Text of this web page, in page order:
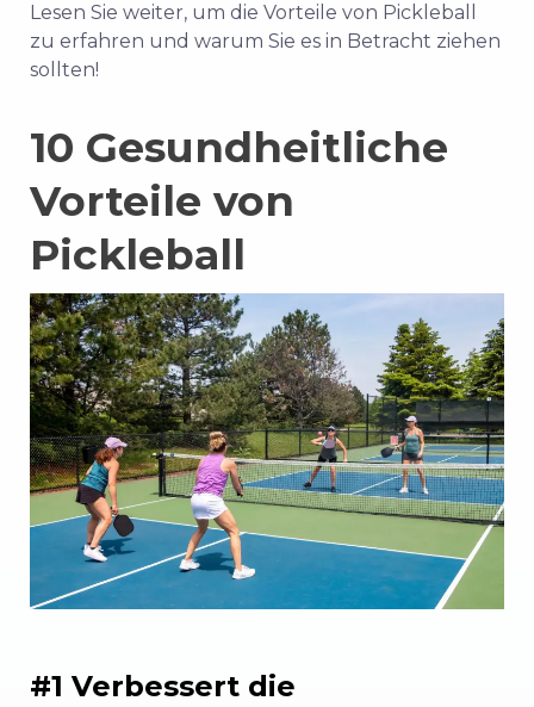
Lesen Sie weiter, um die Vorteile von Pickleball
zu erfahren und warum Sie es in Betracht ziehen
sollten!
10 Gesundheitliche
Vorteile von
Pickleball
#1 Verbessert die